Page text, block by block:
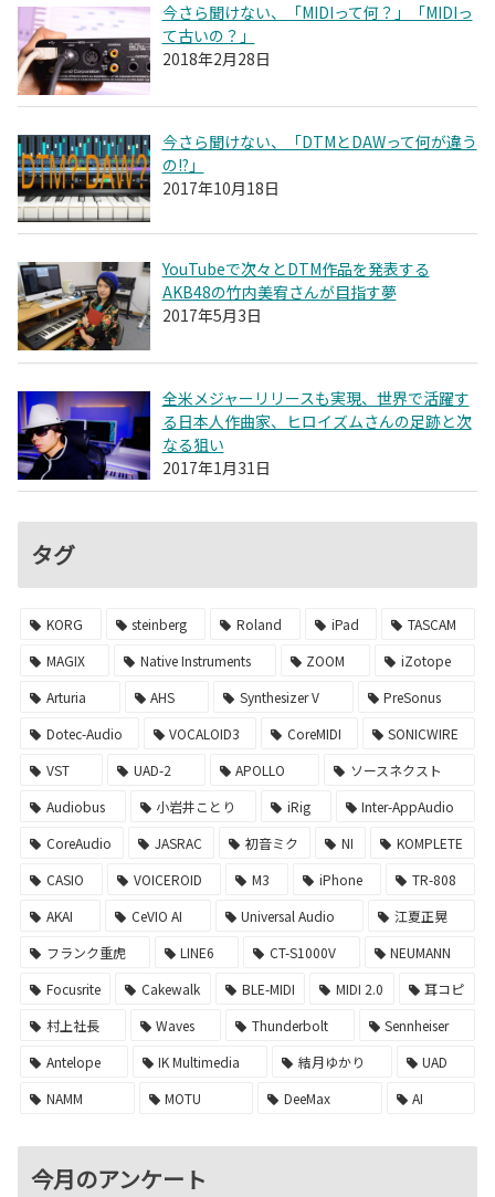
今さら聞けない、「MIDIって何？」「MIDIっ
て古いの？」
2018年2月28日
今さら聞けない、「DTMとDAWって何が違う
の!?」
2017年10月18日
YouTubeで次々とDTM作品を発表する
AKB48の竹内美宥さんが目指す夢
2017年5月3日
全米メジャーリリースも実現、世界で活躍す
る日本人作曲家、ヒロイズムさんの足跡と次
なる狙い
2017年1月31日
タグ
KORG steinberg Roland iPad
TASCAM
MAGIX
Native Instruments ZOOM
iZotope
Arturia
AHS Synthesizer V
PreSonus
Dotec-Audio
VOCALOID3 CoreMIDI
SONICWIRE
VST
UAD-2 APOLLO
ソースネクスト
Audiobus
小岩井ことり iRig
Inter-AppAudio
CoreAudio
JASRAC 初音ミク NI
KOMPLETE
CASIO
VOICEROID M3 iPhone
TR-808
AKAI
CeVIO AI Universal Audio
江夏正晃
フランク重虎
LINE6 CT-S1000V
NEUMANN
Focusrite
Cakewalk BLE-MIDI MIDI 2.0
耳コピ
村上社長
Waves Thunderbolt
Sennheiser
Antelope
IK Multimedia 結月ゆかり
UAD
NAMM
MOTU DeeMax AI
今月のアンケート